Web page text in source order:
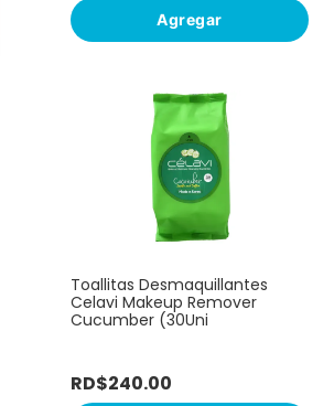
Agregar
Toallitas Desmaquillantes
Celavi Makeup Remover
Cucumber (30Uni
RD$240.00